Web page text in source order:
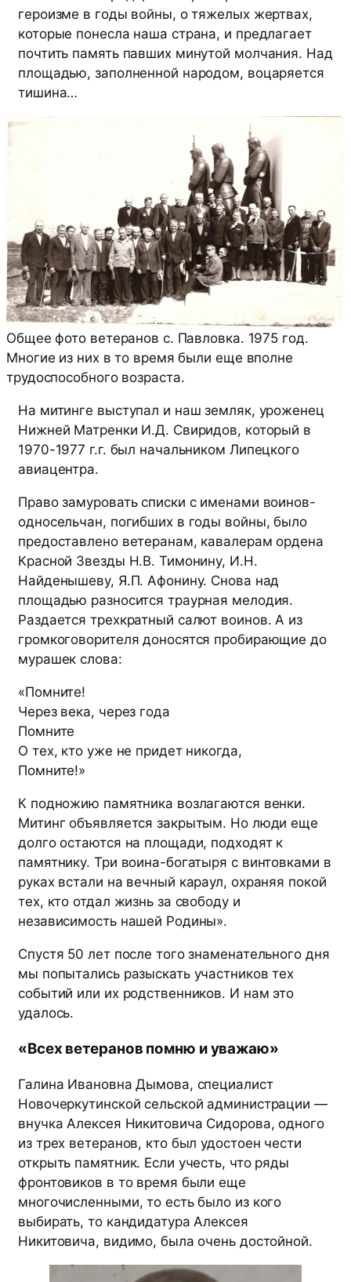
героизме в годы войны, о тяжелых жертвах,
которые понесла наша страна, и предлагает
почтить память павших минутой молчания. Над
площадью, заполненной народом, воцаряется
тишина…
Общее фото ветеранов с. Павловка. 1975 год.
Многие из них в то время были еще вполне
трудоспособного возраста.
На митинге выступал и наш земляк, уроженец
Нижней Матренки И.Д. Свиридов, который в
1970-1977 г.г. был начальником Липецкого
авиацентра.
Право замуровать списки с именами воинов-
односельчан, погибших в годы войны, было
предоставлено ветеранам, кавалерам ордена
Красной Звезды Н.В. Тимонину, И.Н.
Найденышеву, Я.П. Афонину. Снова над
площадью разносится траурная мелодия.
Раздается трехкратный салют воинов. А из
громкоговорителя доносятся пробирающие до
мурашек слова:
«Помните!
Через века, через года
Помните
О тех, кто уже не придет никогда,
Помните!»
К подножию памятника возлагаются венки.
Митинг объявляется закрытым. Но люди еще
долго остаются на площади, подходят к
памятнику. Три воина-богатыря с винтовками в
руках встали на вечный караул, охраняя покой
тех, кто отдал жизнь за свободу и
независимость нашей Родины».
Спустя 50 лет после того знаменательного дня
мы попытались разыскать участников тех
событий или их родственников. И нам это
удалось.
«Всех ветеранов помню и уважаю»
Галина Ивановна Дымова, специалист
Новочеркутинской сельской администрации —
внучка Алексея Никитовича Сидорова, одного
из трех ветеранов, кто был удостоен чести
открыть памятник. Если учесть, что ряды
фронтовиков в то время были еще
многочисленными, то есть было из кого
выбирать, то кандидатура Алексея
Никитовича, видимо, была очень достойной.